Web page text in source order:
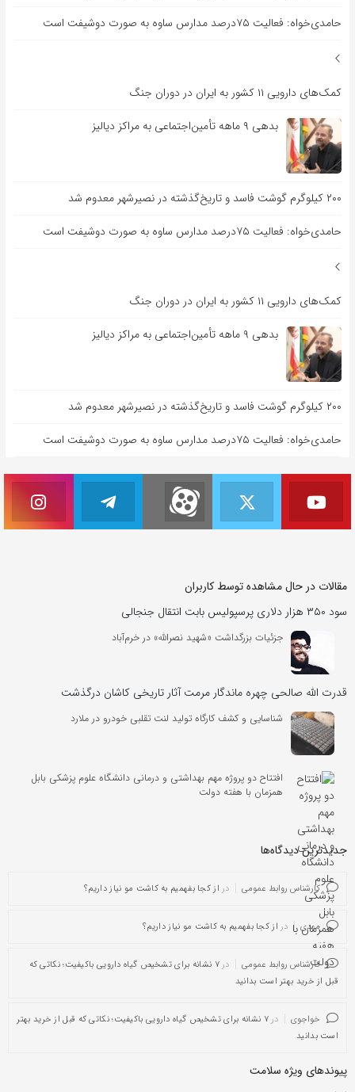
حامدی‌خواه: فعالیت ۷۵درصد مدارس ساوه به صورت دوشیفت است
کمک‌های دارویی ۱۱ کشور به ایران در دوران جنگ
بدهی ۹ ماهه تأمین‌اجتماعی به مراکز دیالیز
۲۰۰ کیلوگرم گوشت فاسد و تاریخ‌گذشته در نصیرشهر معدوم شد
حامدی‌خواه: فعالیت ۷۵درصد مدارس ساوه به صورت دوشیفت است
کمک‌های دارویی ۱۱ کشور به ایران در دوران جنگ
بدهی ۹ ماهه تأمین‌اجتماعی به مراکز دیالیز
۲۰۰ کیلوگرم گوشت فاسد و تاریخ‌گذشته در نصیرشهر معدوم شد
حامدی‌خواه: فعالیت ۷۵درصد مدارس ساوه به صورت دوشیفت است
مقالات در حال مشاهده توسط کاربران
سود ۳۵۰ هزار دلاری پرسپولیس بابت انتقال جنجالی
جزئیات بزرگداشت «شهید نصرالله» در خرم‌آباد
قدرت الله صالحی چهره ماندگار مرمت آثار تاریخی کاشان درگذشت
شناسایی و کشف کارگاه تولید لنت تقلبی خودرو در ملارد
افتتاح دو پروژه مهم بهداشتی و درمانی دانشگاه علوم پزشکی بابل
همزمان با هفته دولت
جدیدترین دیدگاه‌‌ها
کارشناس روابط عمومی در از کجا بفهمیم به کاشت مو نیاز داریم؟
مهدی در از کجا بفهمیم به کاشت مو نیاز داریم؟
کارشناس روابط عمومی در
۷ نشانه برای تشخیص گیاه دارویی باکیفیت؛ نکاتی که
قبل از خرید بهتر است بدانید
خواجوی در
۷ نشانه برای تشخیص گیاه دارویی باکیفیت؛ نکاتی که قبل از خرید بهتر
است بدانید
پیوندهای ویژه سلامت